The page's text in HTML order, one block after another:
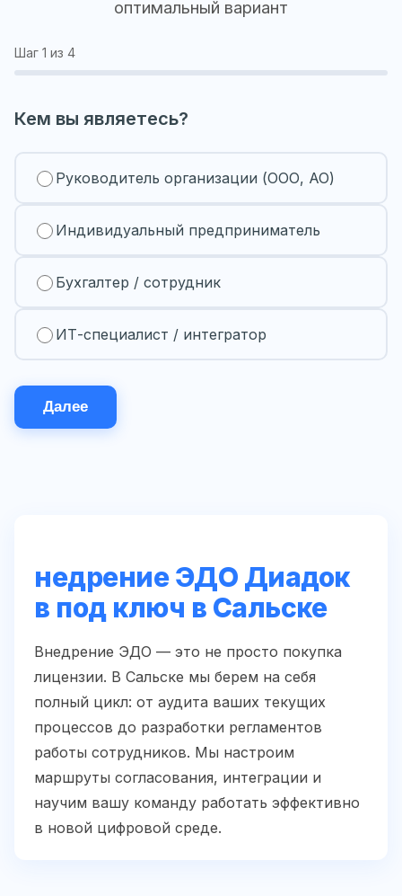
оптимальный вариант
Шаг 1 из 4
Кем вы являетесь?
Руководитель организации (ООО, АО)
Индивидуальный предприниматель
Бухгалтер / сотрудник
ИТ-специалист / интегратор
Далее
недрение ЭДО Диадок
в под ключ в Сальске
Внедрение ЭДО — это не просто покупка
лицензии. В Сальске мы берем на себя
полный цикл: от аудита ваших текущих
процессов до разработки регламентов
работы сотрудников. Мы настроим
маршруты согласования, интеграции и
научим вашу команду работать эффективно
в новой цифровой среде.